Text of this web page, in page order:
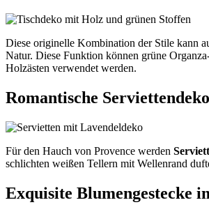
Diese originelle Kombination der Stile kann
Natur. Diese Funktion können grüne
Holzästen verwendet werden.
Romantische
Für den Hauch von Provence werden
schlichten weißen Tellern mit Wellenrand
Exquisite Blumengestecke